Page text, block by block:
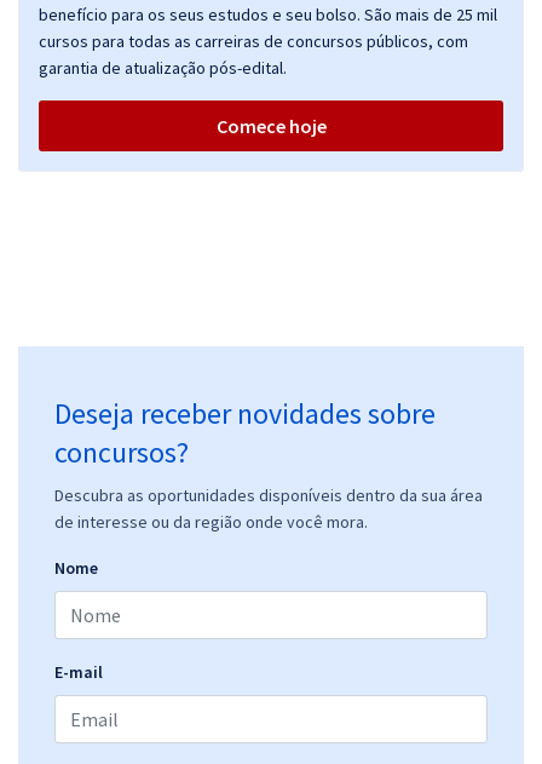
benefício para os seus estudos e seu bolso. São mais de 25 mil
cursos para todas as carreiras de concursos públicos, com
garantia de atualização pós-edital.
Comece hoje
Deseja receber novidades sobre
concursos?
Descubra as oportunidades disponíveis dentro da sua área
de interesse ou da região onde você mora.
Nome
E-mail